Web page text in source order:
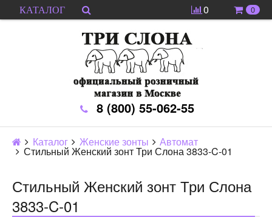
КАТАЛОГ 0 0
8 (800) 55-062-55
Каталог Женские зонты Автомат
Стильный Женский зонт Три Слона 3833-C-01
Стильный Женский зонт Три Слона
3833-C-01